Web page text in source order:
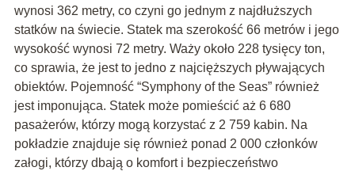
wynosi 362 metry, co czyni go jednym z najdłuższych
statków na świecie. Statek ma szerokość 66 metrów i jego
wysokość wynosi 72 metry. Waży około 228 tysięcy ton,
co sprawia, że jest to jedno z najcięższych pływających
obiektów. Pojemność “Symphony of the Seas” również
jest imponująca. Statek może pomieścić aż 6 680
pasażerów, którzy mogą korzystać z 2 759 kabin. Na
pokładzie znajduje się również ponad 2 000 członków
załogi, którzy dbają o komfort i bezpieczeństwo